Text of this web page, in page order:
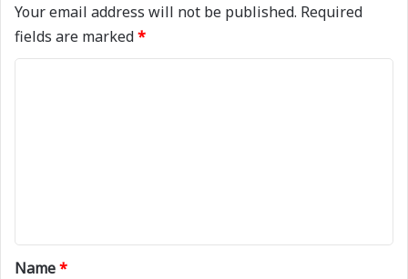
Your email address will not be published. Required
fields are marked*
*
Name*